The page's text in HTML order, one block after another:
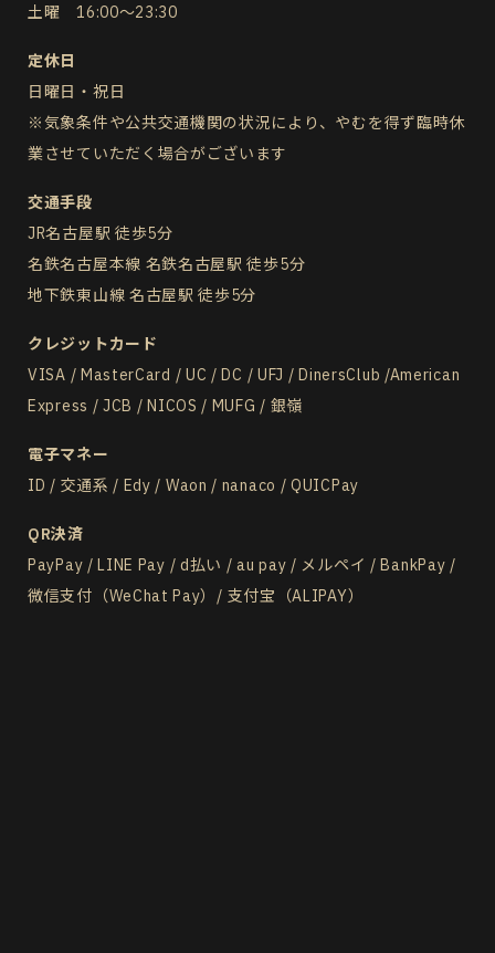
土曜 16:00～23:30
定休日
日曜日・祝日
※気象条件や公共交通機関の状況により、やむを得ず臨時休
業させていただく場合がございます
交通手段
JR名古屋駅 徒歩5分
名鉄名古屋本線 名鉄名古屋駅 徒歩5分
地下鉄東山線 名古屋駅 徒歩5分
クレジットカード
VISA / MasterCard / UC / DC / UFJ / DinersClub /American
Express / JCB / NICOS / MUFG / 銀嶺
電子マネー
ID / 交通系 / Edy / Waon / nanaco / QUICPay
QR決済
PayPay / LINE Pay / d払い / au pay / メルペイ / BankPay /
微信支付（WeChat Pay）/ 支付宝（ALIPAY）